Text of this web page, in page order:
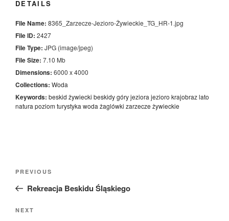
DETAILS
File Name: 8365_Zarzecze-Jezioro-Żywieckie_TG_HR-1.jpg
File ID: 2427
File Type: JPG (image/jpeg)
File Size: 7.10 Mb
Dimensions: 6000 x 4000
Collections: Woda
Keywords: beskid żywiecki beskidygóryjeziora jezioro krajobrazlato
natura poziomturystyka woda żaglówki zarzecze żywieckie
Previous
Post
PREVIOUS
Rekreacja Beskidu Śląskiego
Next
NEXT